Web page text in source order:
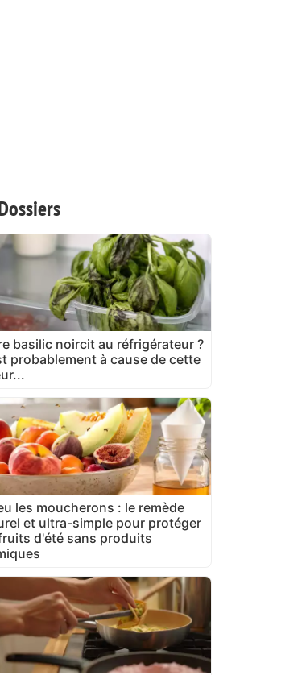
basilic noircit au réfrigérateur ?
probablement à cause de cette
les moucherons : le remède
et ultra-simple pour protéger
d'été sans produits